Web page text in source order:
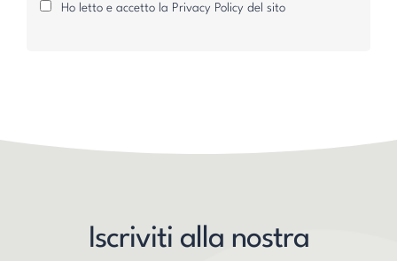
Ho letto e accetto la Privacy Policy del sito
Iscriviti alla nostra